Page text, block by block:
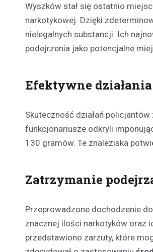
Wyszków stał się ostatnio
narkotykowej. Dzięki
nielegalnych substancji. Ich
podejrzenia jako potencjalne
Efektywne
Skuteczność działań policjantów
funkcjonariusze odkryli
130 gramów. Te znaleziska
Zatrzymanie
Przeprowadzone dochodzenie
znacznej ilości narkotyków oraz
przedstawiono zarzuty, które